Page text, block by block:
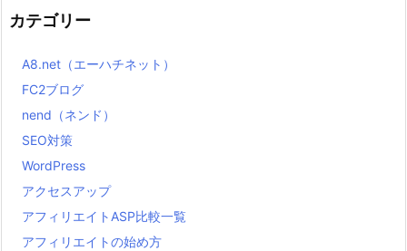
カテゴリー
A8.net（エーハチネット）
FC2ブログ
nend（ネンド）
SEO対策
WordPress
アクセスアップ
アフィリエイトASP比較一覧
アフィリエイトの始め方